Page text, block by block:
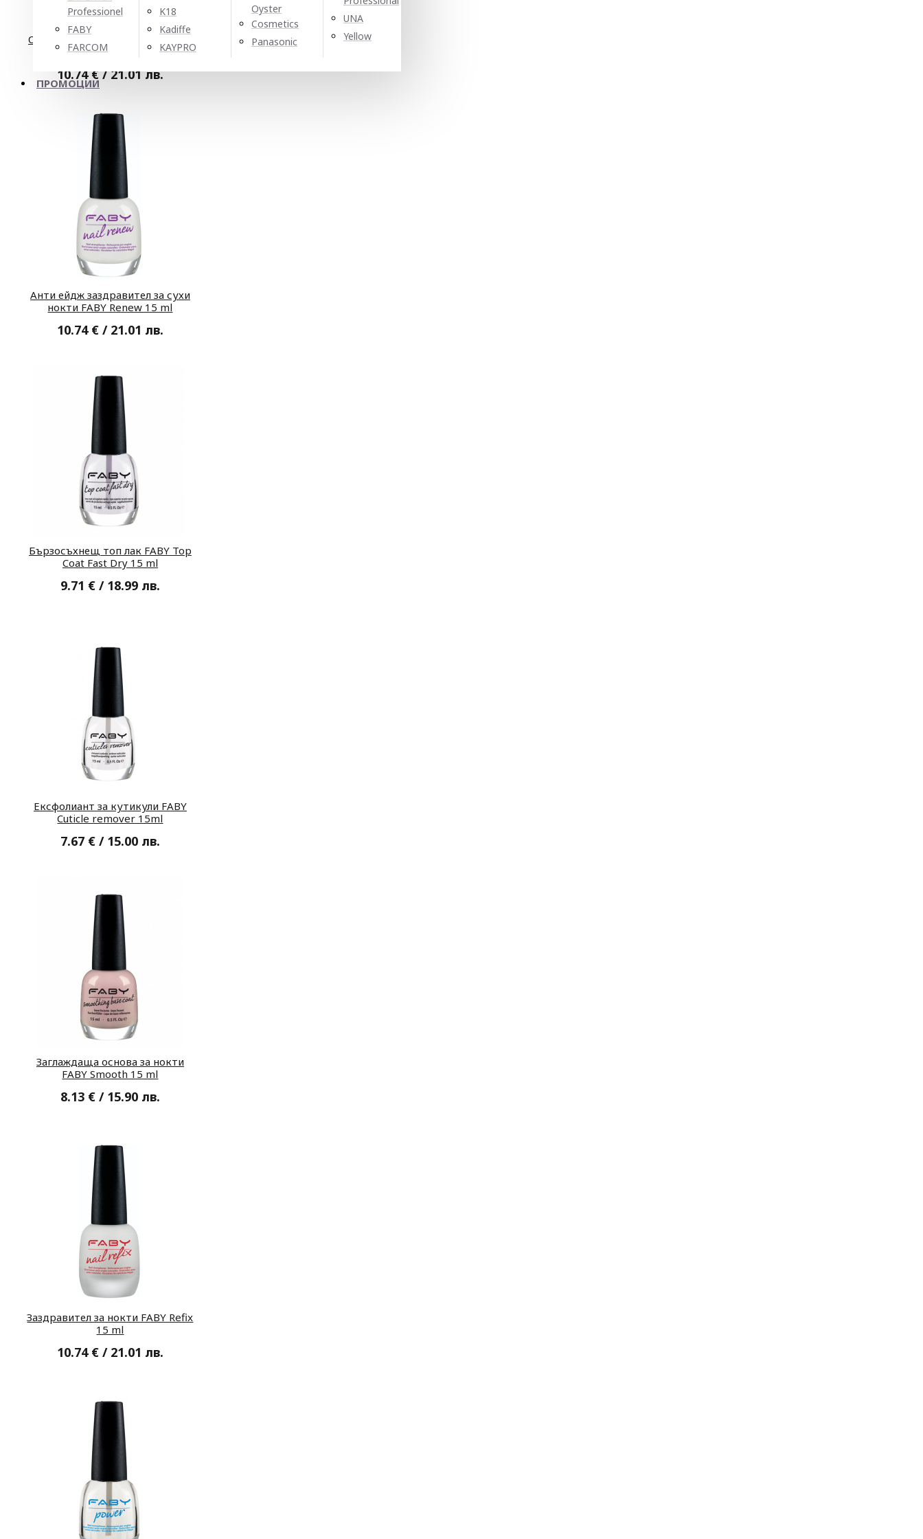
Professionel
FABY
FARCOM
K18
Kadiffe
KAYPRO
Oyster
Cosmetics
Panasonic
UNA
Yellow
ПРОМОЦИИ
Основа за нокти - pH регулатор
FABY Prime 15ml
10.74 € / 21.01 лв.
Анти ейдж заздравител за сухи
нокти FABY Renew 15 ml
10.74 € / 21.01 лв.
Бързосъхнещ топ лак FABY Top
Coat Fast Dry 15 ml
9.71 € / 18.99 лв.
Ексфолиант за кутикули FABY
Cuticle remover 15ml
7.67 € / 15.00 лв.
Заглаждаща основа за нокти
FABY Smooth 15 ml
8.13 € / 15.90 лв.
Заздравител за нокти FABY Refix
15 ml
10.74 € / 21.01 лв.